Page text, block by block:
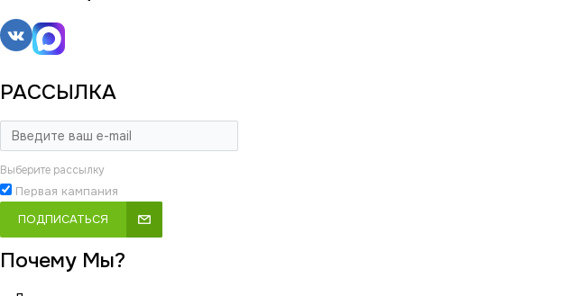
РАССЫЛКА
Выберите рассылку
Первая кампания
ПОДПИСАТЬСЯ
Почему Мы?